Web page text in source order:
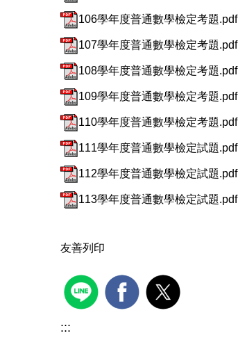
106學年度普通數學檢定考題.pdf
107學年度普通數學檢定考題.pdf
108學年度普通數學檢定考題.pdf
109學年度普通數學檢定考題.pdf
110學年度普通數學檢定考題.pdf
111學年度普通數學檢定試題.pdf
112學年度普通數學檢定試題.pdf
113學年度普通數學檢定試題.pdf
友善列印
:::